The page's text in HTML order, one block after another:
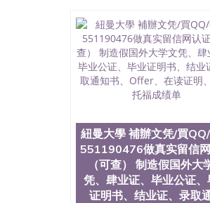
紐曼大學 補辦文凭/買
551190476做真实留信
（可查） 制造假国外大
凭、肆业证、毕业公证、
证明书、结业证、录取